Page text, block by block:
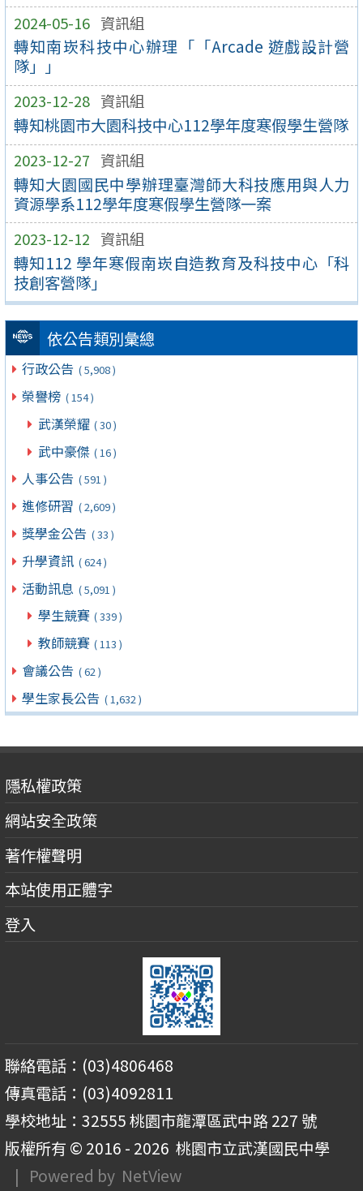
2024-05-16 資訊組
轉知南崁科技中心辦理「「Arcade 遊戲設計營
隊」」
2023-12-28 資訊組
轉知桃園市大園科技中心112學年度寒假學生營隊
2023-12-27 資訊組
轉知大園國民中學辦理臺灣師大科技應用與人力
資源學系112學年度寒假學生營隊一案
2023-12-12 資訊組
轉知112 學年寒假南崁自造教育及科技中心「科
技創客營隊」
依公告類別彙總
行政公告 ( 5,908 )
榮譽榜 ( 154 )
武漢榮耀 ( 30 )
武中豪傑 ( 16 )
人事公告 ( 591 )
進修研習 ( 2,609 )
獎學金公告 ( 33 )
升學資訊 ( 624 )
活動訊息 ( 5,091 )
學生競賽 ( 339 )
教師競賽 ( 113 )
會議公告 ( 62 )
學生家長公告 ( 1,632 )
隱私權政策
網站安全政策
著作權聲明
本站使用正體字
登入
聯絡電話：(03)4806468
傳真電話：(03)4092811
學校地址：32555 桃園市龍潭區武中路 227 號
版權所有 © 2016 - 2026 桃園市立武漢國民中學
| Powered by NetView